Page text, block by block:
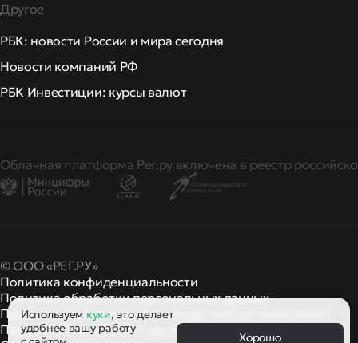
Другое
РБК: новости России и мира сегодня
Новости компаний РФ
РБК Инвестиции: курсы валют
Облачная платформа Рег.ру включена в реестр
© ООО «РЕГ.РУ»
Политика конфиденциальности
Политика обработки персональных данных
Правила применения рекомендательных технологий
Правила пользованияи другие
правила и политики
Используем куки, это делает
удобнее вашу работу
Хорошо